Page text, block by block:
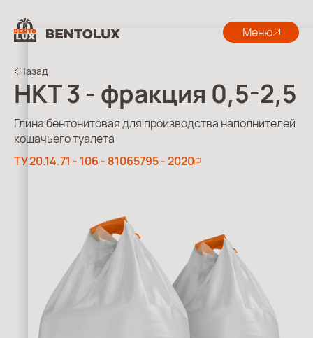
Меню
Назад
НКТ 3 - фракция 0,5-2,5
Глина бентонитовая для производства наполнителей
кошачьего туалета
ТУ 20.14.71 - 106 - 81065795 - 2020